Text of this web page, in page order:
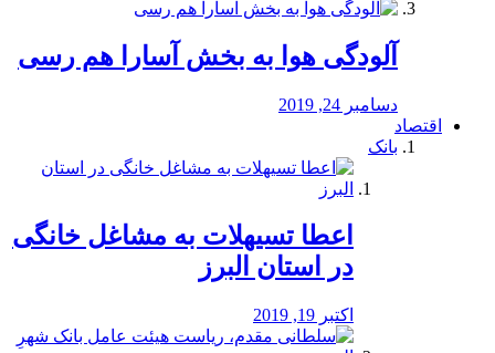
آلودگی هوا به بخش آسارا هم رسی
دسامبر 24, 2019
اقتصاد
بانک
️اعطا تسیهلات به مشاغل خانگی
در استان البرز
اکتبر 19, 2019